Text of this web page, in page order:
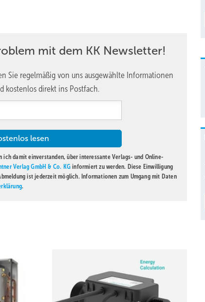
mit dem KK Newsletter!
Sie regelmäßig von uns ausgewählte Informationen
kostenlos direkt ins Postfach.
ich damit einverstanden, über interessante Verlags- und Online-
Verlag GmbH & Co. KGinformiert zu werden. Diese Einwilligung
ist jederzeit möglich. Informationen zum Umgang mit Daten
.